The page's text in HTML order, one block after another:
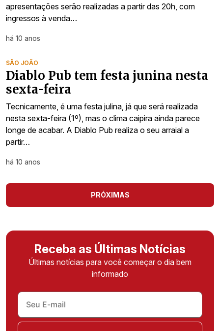
apresentações serão realizadas a partir das 20h, com
ingressos à venda…
há 10 anos
SÃO JOÃO
Diablo Pub tem festa junina nesta
sexta-feira
Tecnicamente, é uma festa julina, já que será realizada
nesta sexta-feira (1º), mas o clima caipira ainda parece
longe de acabar. A Diablo Pub realiza o seu arraial a
partir…
há 10 anos
PRÓXIMAS
Receba as Últimas Notícias
Últimas notícias para você começar o dia bem
informado